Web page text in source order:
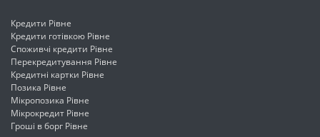
Кредити Рівне
Кредити готівкою Рівне
Споживчі кредити Рівне
Перекредитування Рівне
Кредитні картки Рівне
Позика Рівне
Мікропозика Рівне
Мікрокредит Рівне
Гроші в борг Рівне